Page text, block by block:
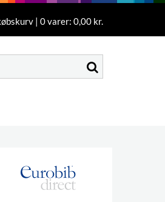
| 0varer: 0,00 kr.